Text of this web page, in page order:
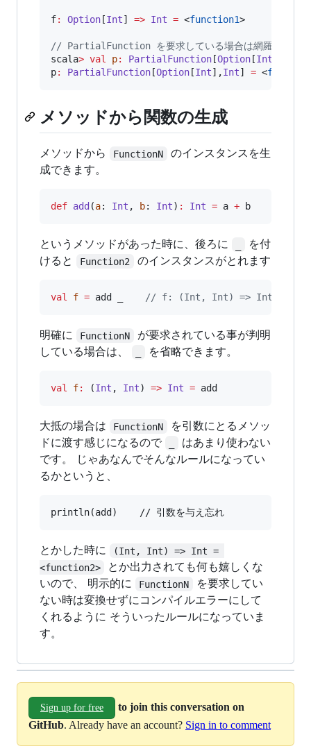
f: Option [Int] => Int = <function1>
// PartialFunction を要求している場合は網羅性検査が
scala> val p: PartialFunction [Option [Int
p: PartialFunction [Option [Int],Int] = <
メソッドから関数の生成
メソッドから FunctionN
のインスタンスを生
成できます。
def add (a: Int , b: Int) : Int = a + b
というメソッドがあった時に、後ろに
を付
けると
Function2 のインスタンスがとれます
val f = add _ // f: (Int, Int) => Int =
明確に FunctionN
が要求されている事が判明
している場合は、
を省略できます。
val f: (Int , Int) => Int = add
大抵の場合は FunctionN
を引数にとるメソッ
ドに渡す感じになるので
はあまり使わない
です。 じゃあなんでそんなルールになってい
るかというと、
とかした時に
(Int, Int) => Int =
<function2>
とか出力されても何も嬉しくな
いので、 明示的に
FunctionN
を要求してい
ない時は変換せずにコンパイルエラーにして
くれるように そういったルールになっていま
す。
Sign up for free
to join this conversation on
GitHub. Already have an account? Sign in to comment